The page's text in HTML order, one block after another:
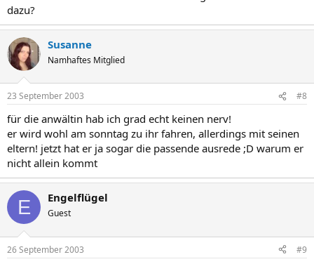
dazu?
Susanne
Namhaftes Mitglied
23 September 2003 #8
für die anwältin hab ich grad echt keinen nerv!
er wird wohl am sonntag zu ihr fahren, allerdings mit seinen
eltern! jetzt hat er ja sogar die passende ausrede ;D warum er
nicht allein kommt
E Engelflügel
Guest
26 September 2003 #9